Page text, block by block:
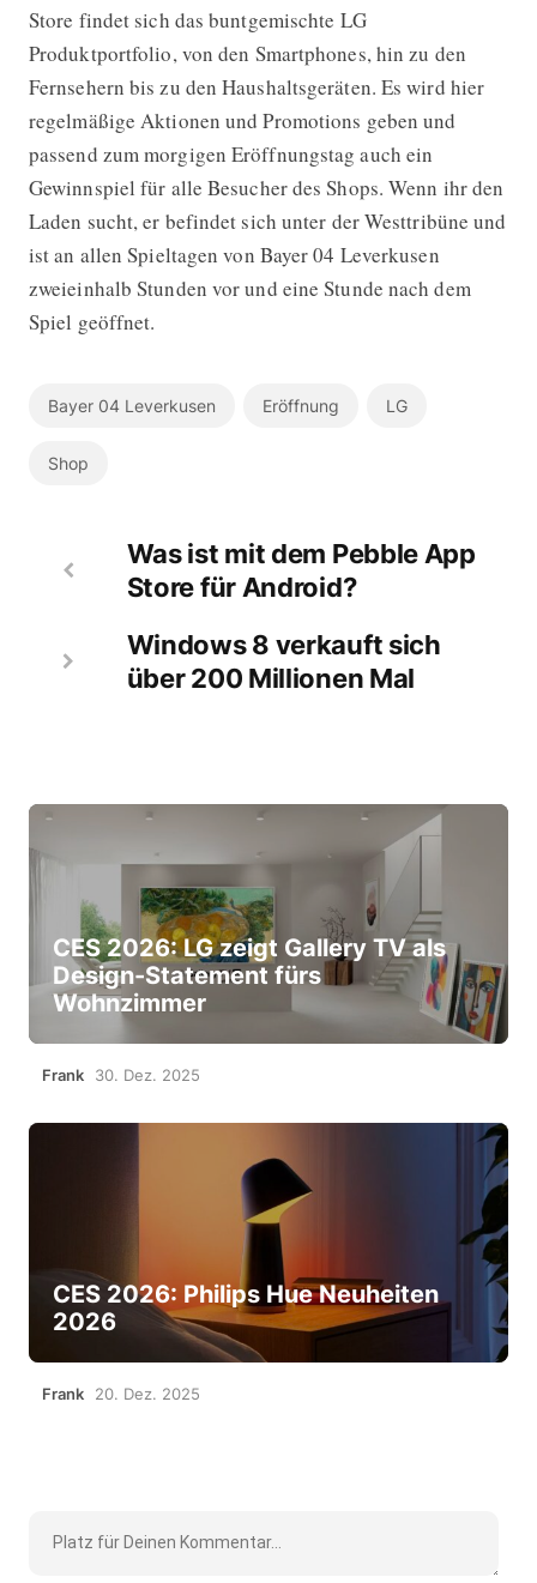
Store findet sich das buntgemischte LG
Produktportfolio, von den Smartphones, hin zu den
Fernsehern bis zu den Haushaltsgeräten. Es wird hier
regelmäßige Aktionen und Promotions geben und
passend zum morgigen Eröffnungstag auch ein
Gewinnspiel für alle Besucher des Shops. Wenn ihr den
Laden sucht, er befindet sich unter der Westtribüne und
ist an allen Spieltagen von Bayer 04 Leverkusen
zweieinhalb Stunden vor und eine Stunde nach dem
Spiel geöffnet.
Bayer 04 Leverkusen Eröffnung LG
Shop
Was ist mit dem Pebble App
Store für Android?
Windows 8 verkauft sich
über 200 Millionen Mal
CES 2026: LG zeigt Gallery TV als
Design-Statement fürs
Wohnzimmer
Frank 30. Dez. 2025
CES 2026: Philips Hue Neuheiten
2026
Frank 20. Dez. 2025